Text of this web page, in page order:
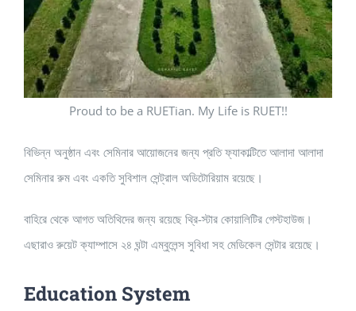
Proud to be a RUETian. My Life is RUET!!
বিভিন্ন অনুষ্ঠান এবং সেমিনার আয়োজনের জন্য প্রতি ফ্যাকাল্টিতে আলাদা আলাদা
সেমিনার রুম এবং একতি সুবিশাল সেন্ট্রাল অডিটোরিয়াম রয়েছে।
বাহিরে থেকে আগত অতিথিদের জন্য রয়েছে থ্রি-স্টার কোয়ালিটির গেস্টহাউজ।
এছারাও রুয়েট ক্যাম্পাসে ২৪ ঘন্টা এম্বুলেন্স সুবিধা সহ মেডিকেল সেন্টার রয়েছে।
Education System